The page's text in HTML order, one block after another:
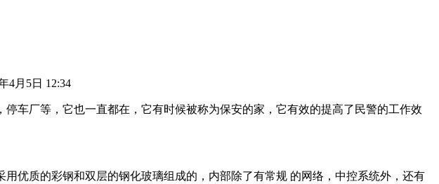
4月5日 12:34
车厂等，它也一直都在，它有时候被称为保安的家，它有效的提高了民警的工作效
优质的彩钢和双层的钢化玻璃组成的，内部除了有常规 的网络，中控系统外，还有